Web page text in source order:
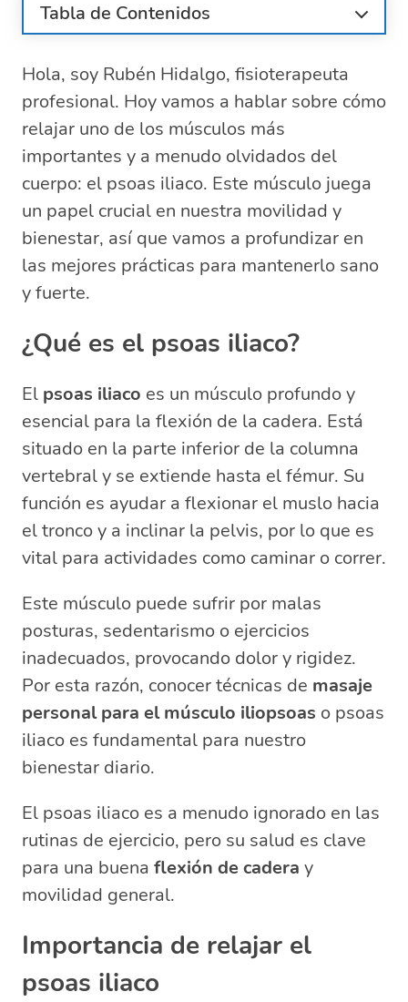
Tabla de Contenidos
Importancia de relajar el psoas iliaco
Consecuencias del aumento del tono
muscular en el psoas iliaco
Técnicas de masaje para el psoas iliaco
Ejercicios y estiramientos para el psoas
iliaco
Errores comunes al estirar el psoas iliaco
Recomendaciones para evitar el dolor en
el psoas iliaco
Preguntas relacionadas sobre el masaje y
¿Puedes masajear el iliopsoas?
¿Cómo quitar el dolor del psoas?
¿Cómo palpar el Iliopsoas?
Hola, soy Rubén Hidalgo, fisioterapeuta
profesional. Hoy vamos a hablar sobre cómo
relajar uno de los músculos más
importantes y a menudo olvidados del
cuerpo: el psoas iliaco. Este músculo juega
un papel crucial en nuestra movilidad y
bienestar, así que vamos a profundizar en
las mejores prácticas para mantenerlo sano
y fuerte.
¿Qué es el psoas iliaco?
El psoas iliaco es un músculo profundo y
esencial para la flexión de la cadera. Está
situado en la parte inferior de la columna
vertebral y se extiende hasta el fémur. Su
función es ayudar a flexionar el muslo hacia
el tronco y a inclinar la pelvis, por lo que es
vital para actividades como caminar o correr.
Este músculo puede sufrir por malas
posturas, sedentarismo o ejercicios
inadecuados, provocando dolor y rigidez.
Por esta razón, conocer técnicas de masaje
personal para el músculo iliopsoas o psoas
iliaco es fundamental para nuestro
bienestar diario.
El psoas iliaco es a menudo ignorado en las
rutinas de ejercicio, pero su salud es clave
para una buena flexión de cadera y
movilidad general.
Importancia de relajar el
psoas iliaco